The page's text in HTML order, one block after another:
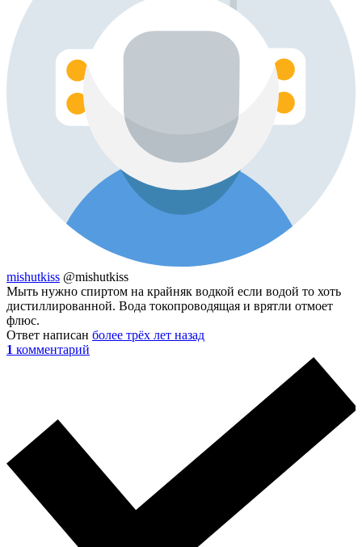
mishutkiss @mishutkiss
Мыть нужно спиртом на крайняк водкой если водой то хоть
дистиллированной. Вода токопроводящая и врятли отмоет
флюс.
Ответ написан более трёх лет назад
1 комментарий